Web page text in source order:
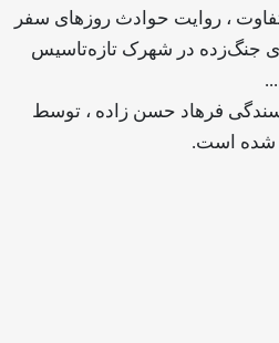
، روایت حوادث روزهای سفر
جنگ‌زده در شهرک تازه‌تاسیس
...
فرهاد حسن زاده ، توسط
شده است.